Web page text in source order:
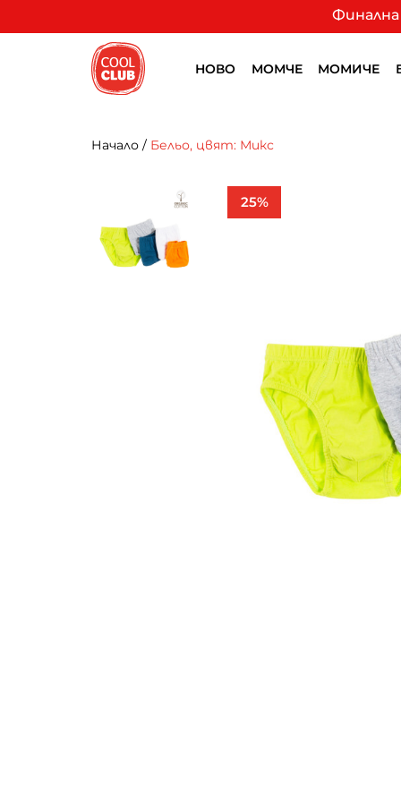
Финална
НОВО МОМЧЕ МОМИЧЕ
Начало / Бельо, цвят: Микс
25%